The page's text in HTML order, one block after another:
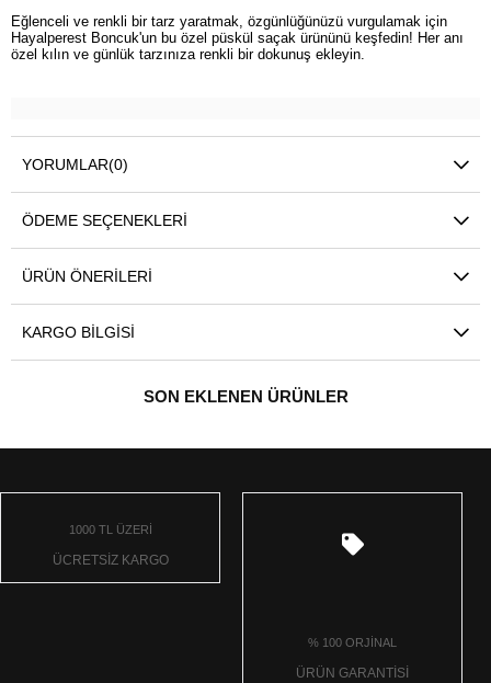
Eğlenceli ve renkli bir tarz yaratmak, özgünlüğünüzü vurgulamak için
Hayalperest Boncuk'un bu özel püskül saçak ürününü keşfedin! Her anı
özel kılın ve günlük tarzınıza renkli bir dokunuş ekleyin.
YORUMLAR(0)
ÖDEME SEÇENEKLERI
ÜRÜN ÖNERILERI
KARGO BILGISI
SON EKLENEN ÜRÜNLER
1000 TL ÜZERİ
ÜCRETSİZ KARGO
% 100 ORJİNAL
ÜRÜN GARANTİSİ